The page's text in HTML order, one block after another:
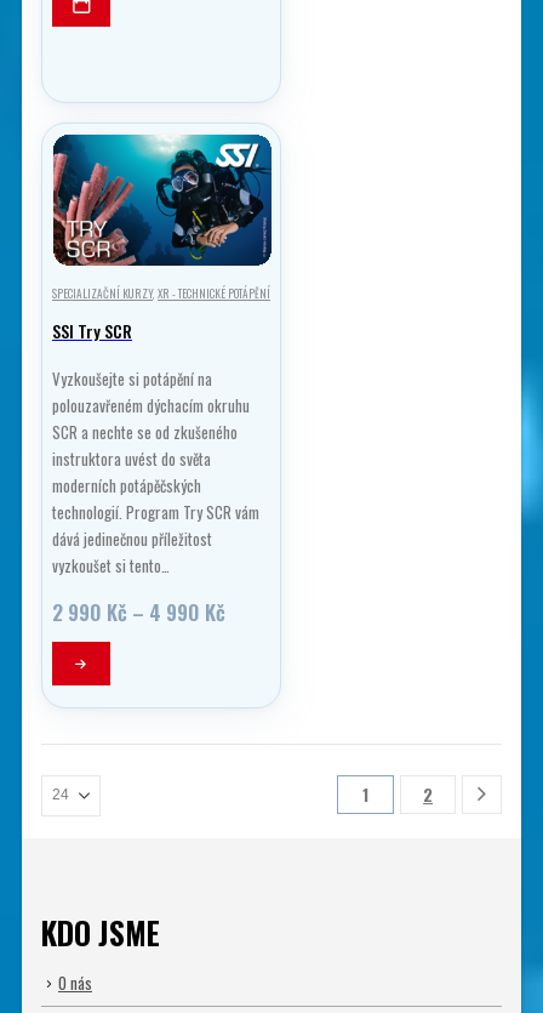
SPECIALIZAČNÍ KURZY, XR - TECHNICKÉ POTÁPĚNÍ
SSI Try SCR
Vyzkoušejte si potápění na
polouzavřeném dýchacím okruhu
SCR a nechte se od zkušeného
instruktora uvést do světa
moderních potápěčských
technologií. Program Try SCR vám
dává jedinečnou příležitost
vyzkoušet si tento…
2 990 Kč – 4 990 Kč
4
Tento
produkt
má
Možnosti
lze
produktu
1 2
KDO JSME
O nás